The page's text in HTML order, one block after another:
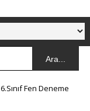
Ara...
6.Sınıf Fen Deneme